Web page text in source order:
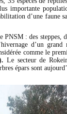
importante
d’une faune
PNSM : des steppes,
d’un grand
comme le
Le secteur de
épars sont